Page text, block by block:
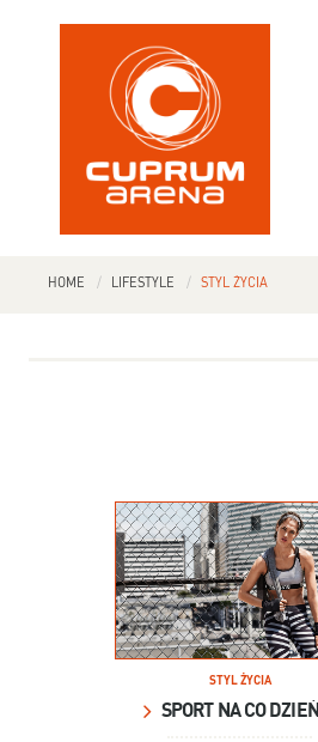
HOME LIFESTYLE STYL ŻYCIA
STYL ŻYCIA
SPORT NA CO DZIEŃ